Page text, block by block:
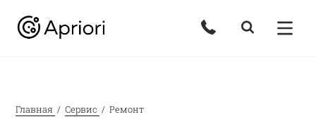
Главная Сервис Ремонт